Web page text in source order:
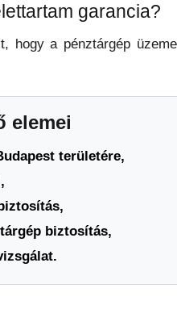
garancia?
hogy a pénztárgép
elemei
területére,
biztosítás,